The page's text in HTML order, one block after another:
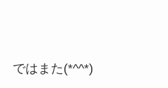
ではまた(*^^*)